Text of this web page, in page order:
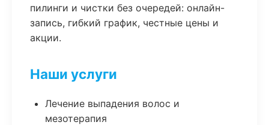
пилинги и чистки без очередей: онлайн-
запись, гибкий график, честные цены и
акции.
Наши услуги
Лечение выпадения волос и
мезотерапия